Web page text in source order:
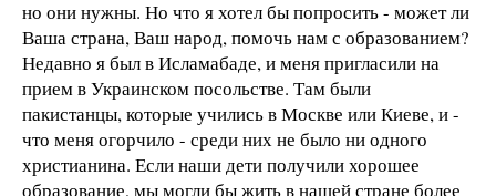
но они нужны. Но что я хотел бы попросить - может ли
Ваша страна, Ваш народ, помочь нам с образованием?
Недавно я был в Исламабаде, и меня пригласили на
прием в Украинском посольстве. Там были
пакистанцы, которые учились в Москве или Киеве, и -
что меня огорчило - среди них не было ни одного
христианина. Если наши дети получили хорошее
образование, мы могли бы жить в нашей стране более